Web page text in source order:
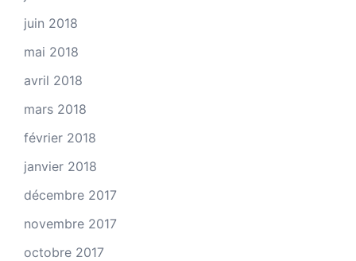
juin 2018
mai 2018
avril 2018
mars 2018
février 2018
janvier 2018
décembre 2017
novembre 2017
octobre 2017